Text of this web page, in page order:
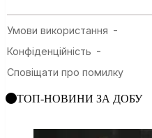
ТОП-НОВИНИ ЗА ДОБУ